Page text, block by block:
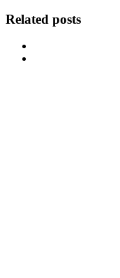
Related posts